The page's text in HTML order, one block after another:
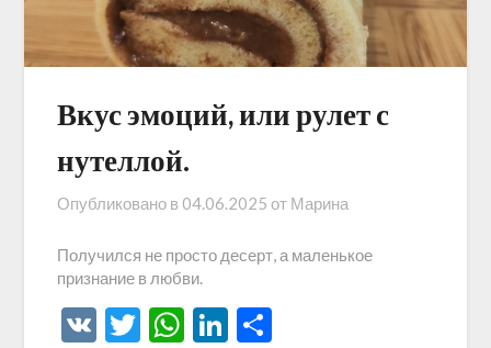
Вкус эмоций, или рулет с
нутеллой.
Опубликовано в 04.06.2025 от Марина
Получился не просто десерт, а маленькое
признание в любви.
VK Twitter
WhatsApp
LinkedIn